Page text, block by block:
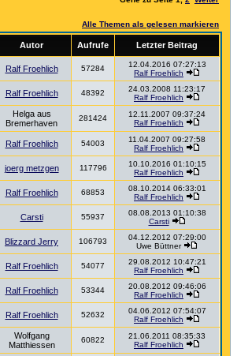
Alle Themen als gelesen markieren
Autor Aufrufe Letzter Beitrag
Ralf Froehlich 57284
12.04.2016 07:27:13
Ralf Froehlich
Ralf Froehlich 48392
24.03.2008 11:23:17
Ralf Froehlich
Helga aus
Bremerhaven
281424
12.11.2007 09:37:24
Ralf Froehlich
Ralf Froehlich 54003
11.04.2007 09:27:58
Ralf Froehlich
joerg metzgen 117796
10.10.2016 01:10:15
Ralf Froehlich
Ralf Froehlich 68853
08.10.2014 06:33:01
Ralf Froehlich
Carsti 55937
08.08.2013 01:10:38
Carsti
Blizzard Jerry 106793
04.12.2012 07:29:00
Uwe Büttner
Ralf Froehlich 54077
29.08.2012 10:47:21
Ralf Froehlich
Ralf Froehlich 53344
20.08.2012 09:46:06
Ralf Froehlich
Ralf Froehlich 52632
04.06.2012 07:54:07
Ralf Froehlich
Wolfgang
Matthiessen
60822
21.06.2011 08:35:33
Ralf Froehlich